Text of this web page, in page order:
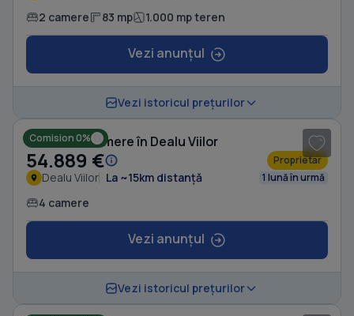
2 camere 83 mp 1.000 mp teren
Vezi anunțul
Vezi istoricul prețurilor
Comision 0%
Casă cu 4 camere în Dealu Viilor
54.889 € Proprietar
Dealu Viilor La ~15km distanță 1 lună în urmă
4 camere
Vezi anunțul
Vezi istoricul prețurilor